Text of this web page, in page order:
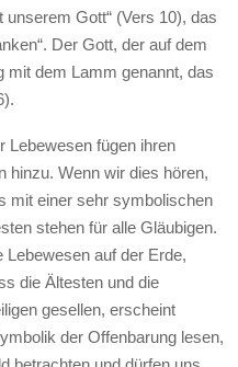
unserem Gott“ (Vers 10), das
Der Gott, der auf dem
mit dem Lamm genannt, das
Lebewesen fügen ihren
hinzu. Wenn wir dies hören,
mit einer sehr symbolischen
stehen für alle Gläubigen.
Lebewesen auf der Erde,
die Ältesten und die
gesellen, erscheint
der Offenbarung lesen,